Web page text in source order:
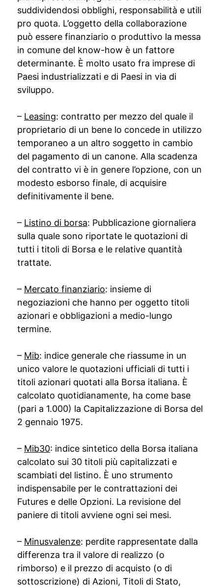
suddividendosi obblighi, responsabilità e utili
pro quota. L’oggetto della collaborazione
può essere finanziario o produttivo la messa
in comune del know-how è un fattore
determinante. È molto usato fra imprese di
Paesi industrializzati e di Paesi in via di
sviluppo.
– Leasing: contratto per mezzo del quale il
proprietario di un bene lo concede in utilizzo
temporaneo a un altro soggetto in cambio
del pagamento di un canone. Alla scadenza
del contratto vi è in genere l’opzione, con un
modesto esborso finale, di acquisire
definitivamente il bene.
– Listino di borsa: Pubblicazione giornaliera
sulla quale sono riportate le quotazioni di
tutti i titoli di Borsa e le relative quantità
trattate.
– Mercato finanziario: insieme di
negoziazioni che hanno per oggetto titoli
azionari e obbligazioni a medio-lungo
termine.
– Mib: indice generale che riassume in un
unico valore le quotazioni ufficiali di tutti i
titoli azionari quotati alla Borsa italiana. È
calcolato quotidianamente, ha come base
(pari a 1.000) la Capitalizzazione di Borsa del
2 gennaio 1975.
– Mib30: indice sintetico della Borsa italiana
calcolato sui 30 titoli più capitalizzati e
scambiati del listino. È uno strumento
indispensabile per le contrattazioni dei
Futures e delle Opzioni. La revisione del
paniere di titoli avviene ogni sei mesi.
– Minusvalenze: perdite rappresentate dalla
differenza tra il valore di realizzo (o
rimborso) e il prezzo di acquisto (o di
sottoscrizione) di Azioni, Titoli di Stato,